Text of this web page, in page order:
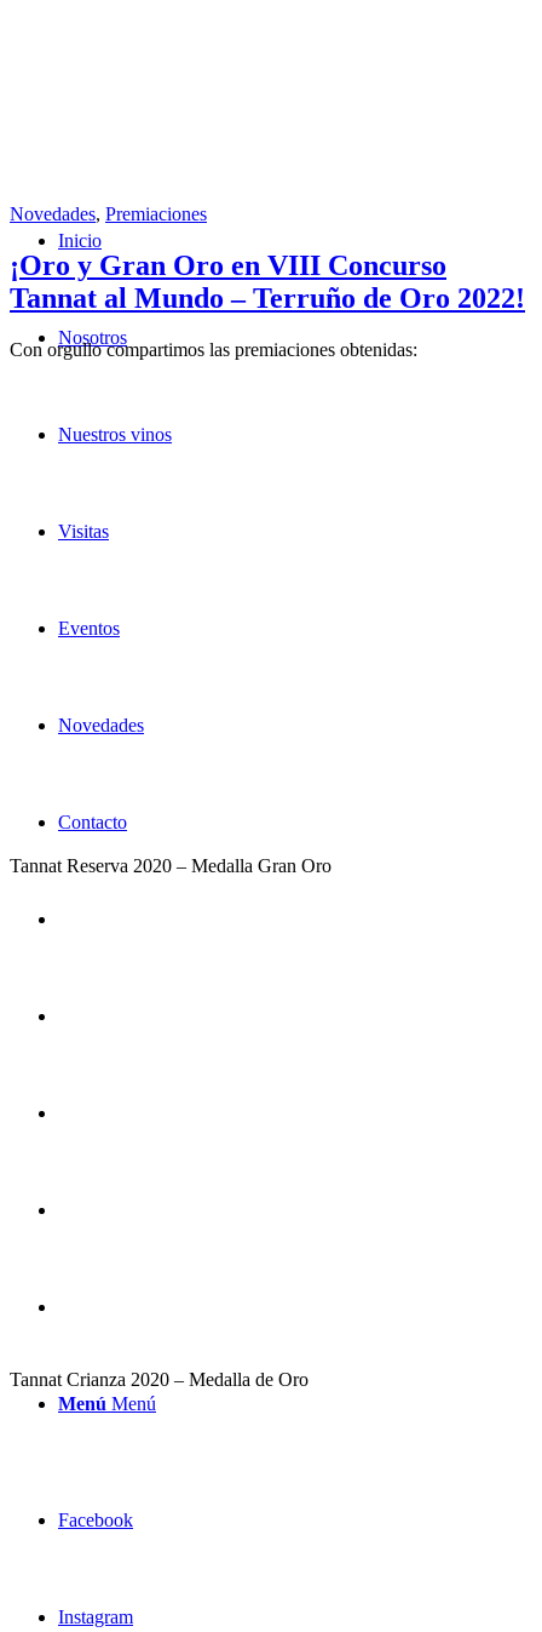
Inicio
Nosotros
Nuestros vinos
Visitas
Eventos
Novedades
Contacto
Menú Menú
Facebook
Instagram
Novedades, Premiaciones
¡Oro y Gran Oro en VIII Concurso
Tannat al Mundo – Terruño de Oro 2022!
Con orgullo compartimos las premiaciones obtenidas:
Tannat Reserva 2020 – Medalla Gran Oro
Tannat Crianza 2020 – Medalla de Oro